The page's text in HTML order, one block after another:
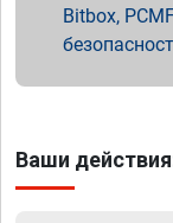
Bitbox,
Ваши